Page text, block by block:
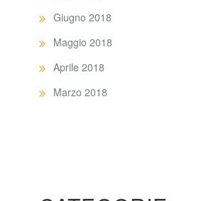
Giugno 2018
Maggio 2018
Aprile 2018
Marzo 2018